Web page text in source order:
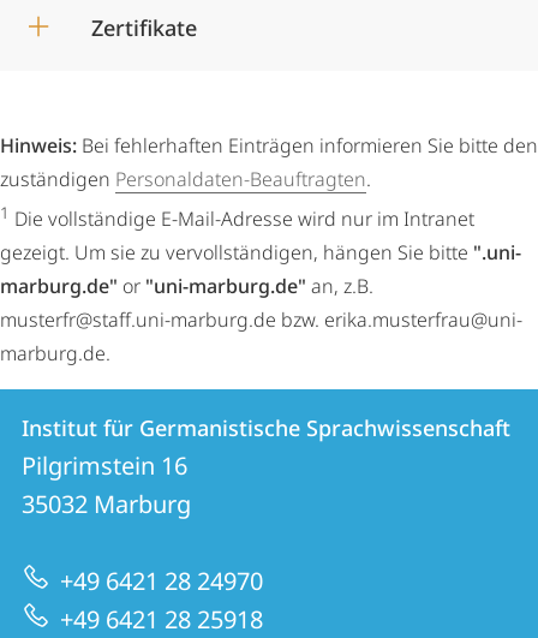
Zertifikate
Hinweis: Bei fehlerhaften Einträgen informieren Sie bitte den
zuständigen Personaldaten-Beauftragten.
1 Die vollständige E-Mail-Adresse wird nur im Intranet
gezeigt. Um sie zu vervollständigen, hängen Sie bitte ".uni-
marburg.de" or "uni-marburg.de" an, z.B.
musterfr@staff.uni-marburg.de bzw. erika.musterfrau@uni-
marburg.de.
Kontakt
und
Informationen
zur
Website
Kontaktinformationen
Institut
für
Germanistische
Sprachwissenschaft
Institut für Germanistische Sprachwissenschaft
Pilgrimstein 16
35032 Marburg
+49 6421 28 24970
+49 6421 28 25918